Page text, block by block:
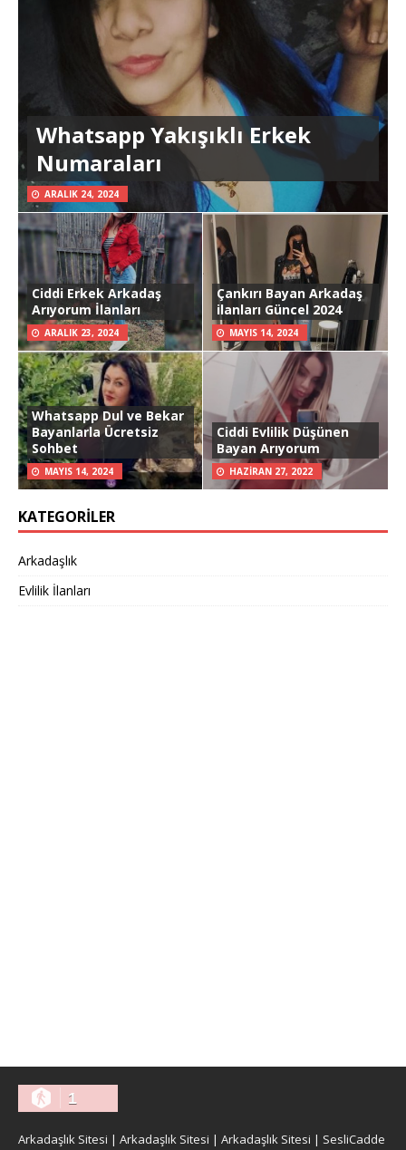
Whatsapp Yakışıklı Erkek
Numaraları
ARALIK 24, 2024
Ciddi Erkek Arkadaş
Arıyorum İlanları
ARALIK 23, 2024
Çankırı Bayan Arkadaş
ilanları Güncel 2024
MAYIS 14, 2024
Whatsapp Dul ve Bekar
Bayanlarla Ücretsiz
Sohbet
MAYIS 14, 2024
Ciddi Evlilik Düşünen
Bayan Arıyorum
HAZIRAN 27, 2022
KATEGORILER
Arkadaşlık
Evlilik İlanları
1
Arkadaşlık Sitesi | Arkadaşlık Sitesi | Arkadaşlık Sitesi | SesliCadde